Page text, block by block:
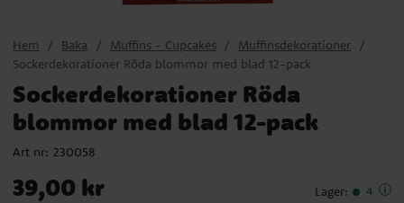
Hem Baka Muffins - Cupcakes
Muffinsdekorationer
Sockerdekorationer Röda blommor med blad 12-pack
Sockerdekorationer Röda
blommor med blad 12-pack
Art nr: 230058
Pris: 39,00 kr
39,00 kr Lager: 4